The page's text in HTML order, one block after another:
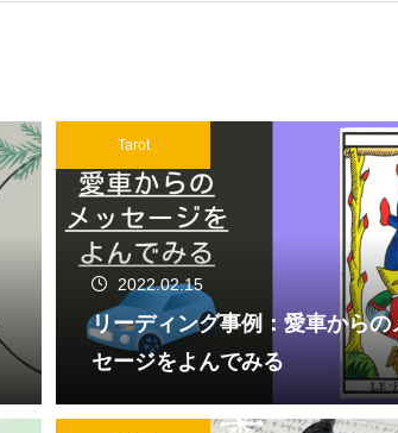
Tarot
2022.02.15
リーディング事例：愛車からの
セージをよんでみる